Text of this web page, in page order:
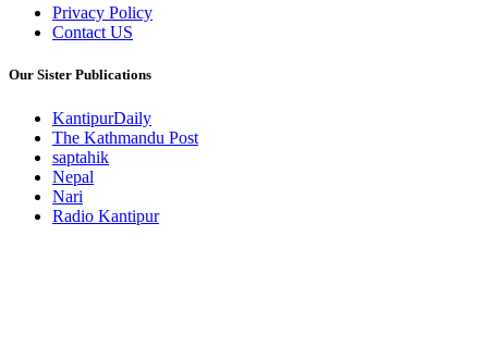
Privacy Policy
Contact US
Our Sister Publications
KantipurDaily
The Kathmandu Post
saptahik
Nepal
Nari
Radio Kantipur